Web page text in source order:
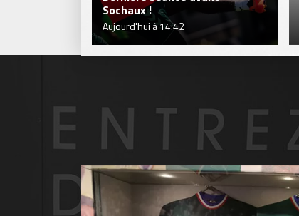
Sochaux !
Aujourd'hui à 14:42